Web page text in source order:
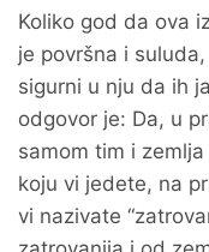
Koliko god da ova
je površna i
sigurni u nju da ih
odgovor je: Da, u
samom tim i
koju vi jedete, na
vi nazivate